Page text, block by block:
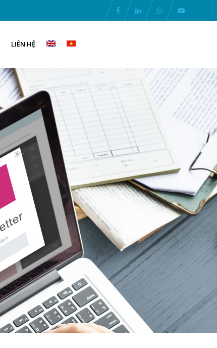
LIÊN HỆ